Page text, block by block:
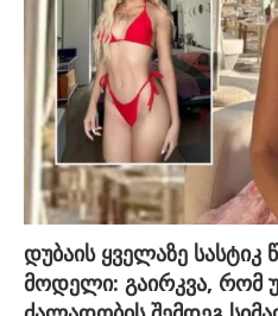
დუბაის ყველაზე სასტიკ
მოდელი: გაირკვა, რომ